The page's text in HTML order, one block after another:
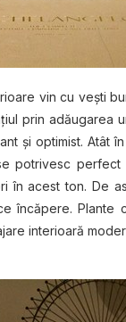
vin cu veşti
prin
şi optimist. Atât
potrivesc
în acest ton. De
încăpere. Plante
interioară